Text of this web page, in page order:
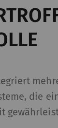
die